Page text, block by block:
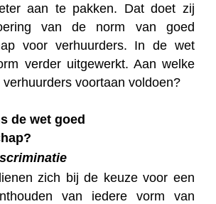
aan te pakken. Dat doet zij
van de norm van goed
voor verhuurders. In de wet
verder uitgewerkt. Aan welke
voortaan voldoen?
de wet goed
zich bij de keuze voor een
van iedere vorm van